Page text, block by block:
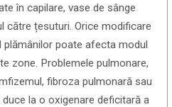
în capilare, vase de sânge
către țesuturi. Orice modificare
plămânilor poate afecta modul
zone. Problemele pulmonare,
fibroza pulmonară sau
la o oxigenare deficitară a